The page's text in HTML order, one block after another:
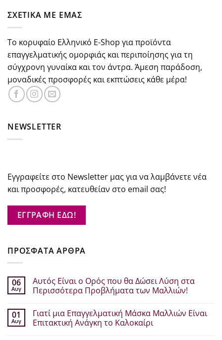
ΣΧΕΤΙΚΑ ΜΕ ΕΜΑΣ
Το κορυφαίο Ελληνικό E-Shop για προϊόντα
επαγγελματικής ομορφιάς και περιποίησης για τη
σύγχρονη γυναίκα και τον άντρα. Άμεση παράδοση,
μοναδικές προσφορές και εκπτώσεις κάθε μέρα!
NEWSLETTER
Εγγραφείτε στο Newsletter μας για να λαμβάνετε νέα
και προσφορές, κατευθείαν στο email σας!
ΕΓΓΡΑΦΗ ΕΔΩ!
ΠΡΟΣΦΑΤΑ ΑΡΘΡΑ
06
Αυγ
Αυτός Είναι ο Ορός που θα Δώσει Λύση στα
Περισσότερα Προβλήματα των Μαλλιών!
σχόλια
στο
Αυτός
01
Αυγ
Γιατί μια Επαγγελματική Μάσκα Μαλλιών Είναι
Επιτακτική Ανάγκη το Καλοκαίρι